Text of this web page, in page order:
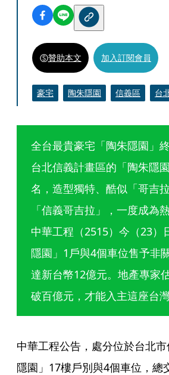
贊助本文 加入訂閱會員
豪宅 陶朱隱園 信義區 台
全台最貴豪宅「陶朱隱園」
台北信義計畫區的「陶朱隱
名，造型獨特、酷似「哥吉
「信義哥吉拉」，一度成為
中華工程（2515）今（23）
隱園」1戶與4個車位售予非
達新台幣12億元。地產專家
破百億元，才能入主這座台
中華工程公告，處分位於台北
隱園」17樓戶別與4個車位，總